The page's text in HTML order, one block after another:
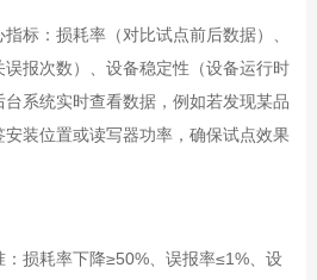
标：损耗率（对比试点前后数据）、
报次数）、设备稳定性（设备运行时
系统实时查看数据，例如若发现某品
装位置或读写器功率，确保试点效果
：损耗率下降≥50%、误报率≤1%、设